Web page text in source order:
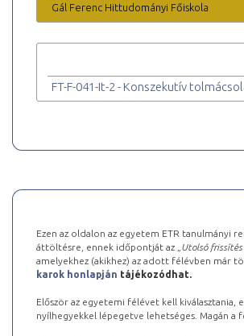
Gál Ferenc Hittudományi Főiskola
FT-F-041-It-2 - Konszekutív
Ezen az oldalon az egyetem ETR tanulmányi
áttöltésre, ennek időpontját az „ Utolsó
amelyekhez (akikhez) az adott félévben már
karok honlapján tájékozódhat.
Először az egyetemi félévet kell kiválasztania,
nyílhegyekkel lépegetve lehetséges. Magán